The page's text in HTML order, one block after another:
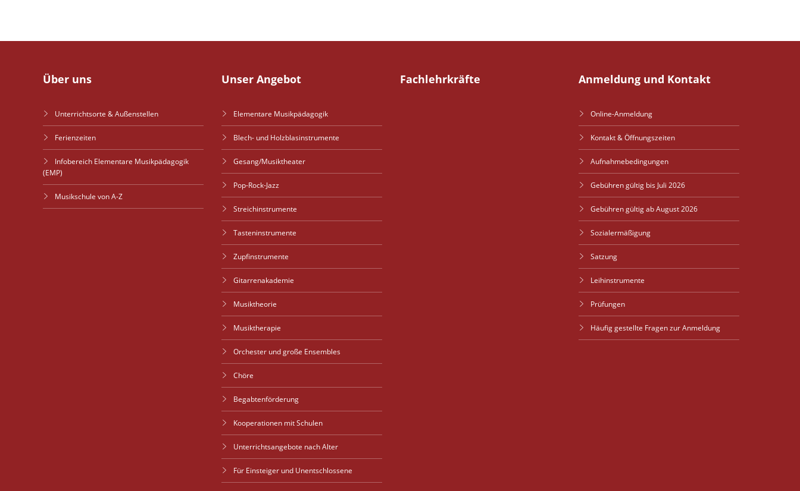
Über uns
Unterrichtsorte & Außenstellen
Ferienzeiten
Infobereich Elementare Musikpädagogik
(EMP)
Musikschule von A-Z
Unser Angebot
Elementare Musikpädagogik
Blech- und Holzblasinstrumente
Gesang/Musiktheater
Pop-Rock-Jazz
Streichinstrumente
Tasteninstrumente
Zupfinstrumente
Gitarrenakademie
Musiktheorie
Musiktherapie
Orchester und große Ensembles
Chöre
Begabtenförderung
Kooperationen mit Schulen
Unterrichtsangebote nach Alter
Für Einsteiger und Unentschlossene
Fachlehrkräfte Anmeldung und Kontakt
Online-Anmeldung
Kontakt & Öffnungszeiten
Aufnahmebedingungen
Gebühren gültig bis Juli 2026
Gebühren gültig ab August 2026
Sozialermäßigung
Satzung
Leihinstrumente
Prüfungen
Häufig gestellte Fragen zur Anmeldung